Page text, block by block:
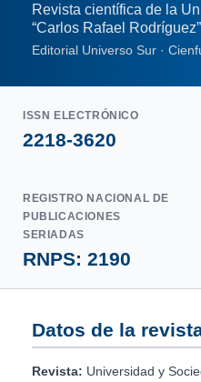
Revista científica de la
“Carlos Rafael Rodríguez”
Editorial Universo Sur ·
ISSN ELECTRÓNICO
2218-3620
REGISTRO NACIONAL DE
PUBLICACIONES
SERIADAS
RNPS: 2190
Datos de la
Revista: Universidad y